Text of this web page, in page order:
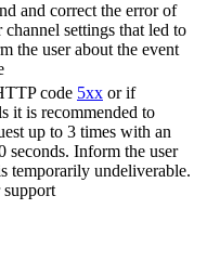
and correct the error of
channel settings that led to
the user about the event
code 5xx or if
it is recommended to
up to 3 times with an
seconds. Inform the user
temporarily undeliverable.
support